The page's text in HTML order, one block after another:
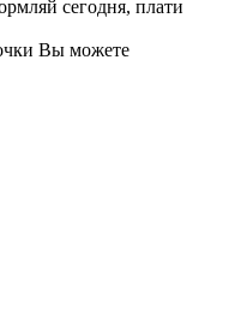
сегодня, плати
Вы можете